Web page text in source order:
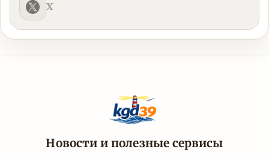
X
Новости и полезные сервисы